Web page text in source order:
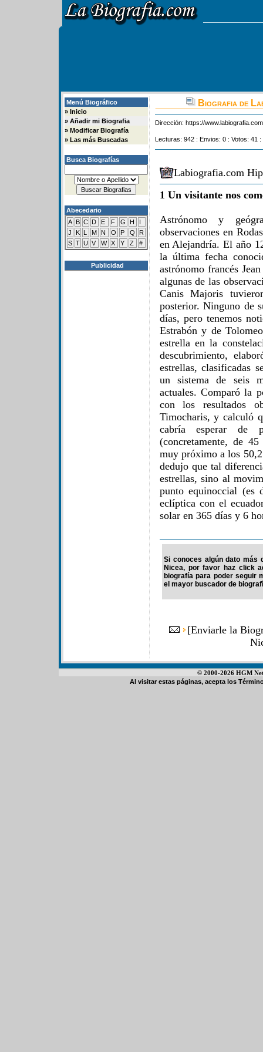
Menú Biográfico
» Inicio
» Añadir mi Biografia
» Modificar Biografía
» Las más Buscadas
Busca Biografías
Abecedario
A B C D E F G H
I
J
K L M N O P Q
R
S T U V W X Y Z #
Publicidad
Biografia de
Dirección: https://
Lecturas: 942 : Envios: 0 : Votos: 41
Labiografia.com
1 Un visitante nos
Astrónomo y
observaciones en
en Alejandría. El año
la última fecha
astrónomo francés
algunas de las
Canis Majoris
posterior. Ninguno de
días, pero tenemos
Estrabón y de
estrella en la
descubrimiento,
estrellas, clasificadas
un sistema de seis
actuales. Comparó la
con los resultados
Timocharis, y calculó
cabría esperar de
(concretamente, de
muy próximo a los
dedujo que tal
estrellas, sino al
punto equinoccial (es
eclíptica con el
solar en 365 días y 6
Si conoces algún dato más
Nicea, por favor haz click
biografía para poder seguir
el mayor buscador de
[Enviarle la
© 2000-2026 HGM
Al visitar estas páginas, acepta los